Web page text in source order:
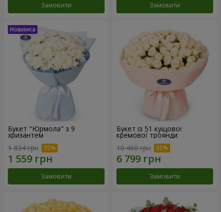
Замовити Замовити
Букет "Юрмола" з 9
хризантем
1 834 грн
Замовити
Букет із 51 кущової
кремової троянди
10 460 грн
Замовити